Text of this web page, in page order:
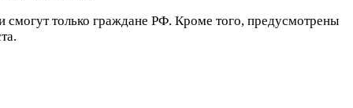
смогут только граждане РФ. Кроме того, предусмотрены